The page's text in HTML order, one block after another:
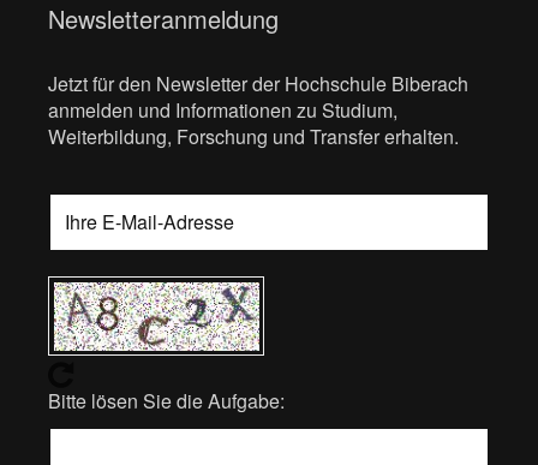
Newsletteranmeldung
Jetzt für den Newsletter der Hochschule Biberach
anmelden und Informationen zu Studium,
Weiterbildung, Forschung und Transfer erhalten.
Bitte lösen Sie die Aufgabe: